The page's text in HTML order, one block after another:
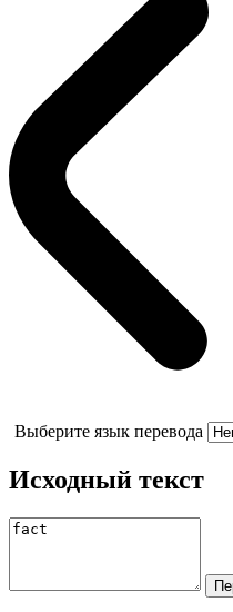
Выберите язык перевода
Исходный текст